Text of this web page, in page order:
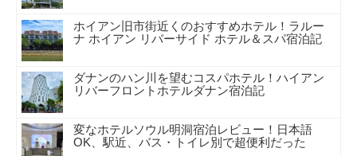
ホイアン旧市街近くのおすすめホテル！ラルー
ナ ホイアン リバーサイド ホテル＆スパ宿泊記
ダナンのハン川を望むコスパホテル！ハイアン
リバーフロントホテルダナン宿泊記
変なホテルソウル明洞宿泊レビュー！日本語
OK、駅近、バス・トイレ別で超便利だった